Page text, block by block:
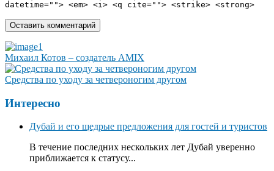
datetime=""> <em> <i> <q cite=""> <strike> <strong>
Михаил Котов – создатель AMIX
Средства по уходу за четвероногим другом
Интересно
Дубай и его щедрые предложения для гостей и туристов
В течение последних нескольких лет Дубай уверенно
приближается к статусу...